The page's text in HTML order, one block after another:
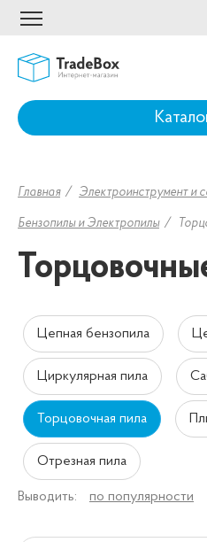
Главная Электроинструмент и
Бензопилы и Электропилы
Цепная бензопила
Циркулярная пила
Торцовочная пила
Отрезная пила
Выводить: по популярности